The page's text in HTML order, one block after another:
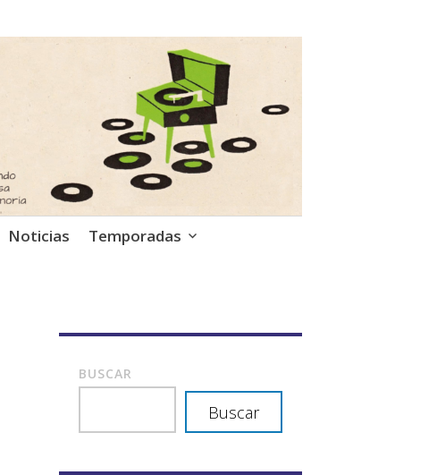
Noticias Temporadas
BUSCAR
Buscar